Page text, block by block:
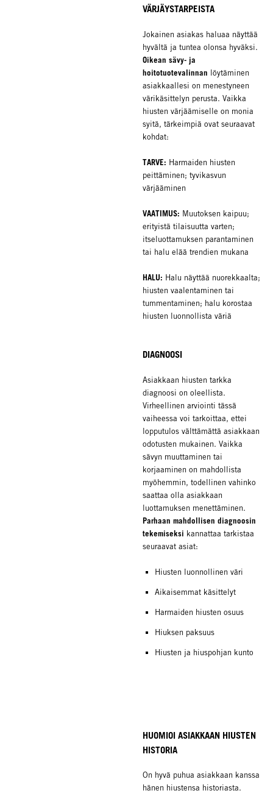
VÄRJÄYSTARPEISTA
Jokainen asiakas haluaa näyttää
hyvältä ja tuntea olonsa hyväksi.
Oikean sävy- ja
hoitotuotevalinnan löytäminen
asiakkaallesi on menestyneen
värikäsittelyn perusta. Vaikka
hiusten värjäämiselle on monia
syitä, tärkeimpiä ovat seuraavat
kohdat:
TARVE: Harmaiden hiusten
peittäminen; tyvikasvun
värjääminen
VAATIMUS: Muutoksen kaipuu;
erityistä tilaisuutta varten;
itseluottamuksen parantaminen
tai halu elää trendien mukana
HALU: Halu näyttää nuorekkaalta;
hiusten vaalentaminen tai
tummentaminen; halu korostaa
hiusten luonnollista väriä
DIAGNOOSI
Asiakkaan hiusten tarkka
diagnoosi on oleellista.
Virheellinen arviointi tässä
vaiheessa voi tarkoittaa, ettei
lopputulos välttämättä asiakkaan
odotusten mukainen. Vaikka
sävyn muuttaminen tai
korjaaminen on mahdollista
myöhemmin, todellinen vahinko
saattaa olla asiakkaan
luottamuksen menettäminen.
Parhaan mahdollisen diagnoosin
tekemiseksi kannattaa tarkistaa
seuraavat asiat:
Hiusten luonnollinen väri
Aikaisemmat käsittelyt
Harmaiden hiusten osuus
Hiuksen paksuus
Hiusten ja hiuspohjan kunto
HUOMIOI ASIAKKAAN HIUSTEN
HISTORIA
On hyvä puhua asiakkaan kanssa
hänen hiustensa historiasta.